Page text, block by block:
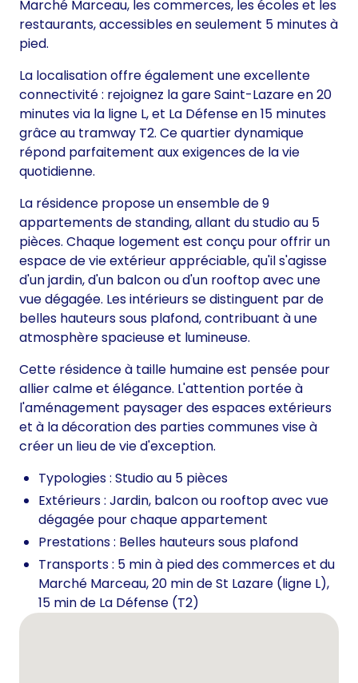
Marché Marceau, les commerces, les écoles et les
restaurants, accessibles en seulement 5 minutes à
pied.
La localisation offre également une excellente
connectivité : rejoignez la gare Saint-Lazare en 20
minutes via la ligne L, et La Défense en 15 minutes
grâce au tramway T2. Ce quartier dynamique
répond parfaitement aux exigences de la vie
quotidienne.
La résidence propose un ensemble de 9
appartements de standing, allant du studio au 5
pièces. Chaque logement est conçu pour offrir un
espace de vie extérieur appréciable, qu'il s'agisse
d'un jardin, d'un balcon ou d'un rooftop avec une
vue dégagée. Les intérieurs se distinguent par de
belles hauteurs sous plafond, contribuant à une
atmosphère spacieuse et lumineuse.
Cette résidence à taille humaine est pensée pour
allier calme et élégance. L'attention portée à
l'aménagement paysager des espaces extérieurs
et à la décoration des parties communes vise à
créer un lieu de vie d'exception.
Typologies : Studio au 5 pièces
Extérieurs : Jardin, balcon ou rooftop avec vue
dégagée pour chaque appartement
Prestations : Belles hauteurs sous plafond
Transports : 5 min à pied des commerces et du
Marché Marceau, 20 min de St Lazare (ligne L),
15 min de La Défense (T2)